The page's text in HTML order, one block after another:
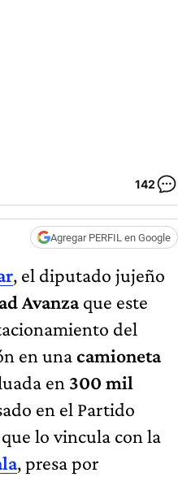
142
Agregar PERFIL en Google
, el diputado jujeño
Avanzaque este
del
en unacamioneta
en 300 mil
en el Partido
lo vincula con la
, presa por